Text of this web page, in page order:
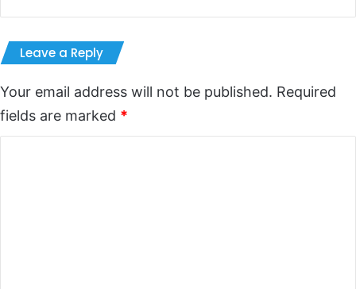
Leave a Reply
Your email address will not be published. Required
fields are marked *